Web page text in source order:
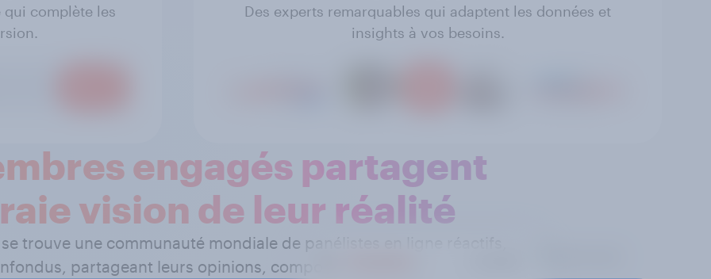
complète les
Des experts remarquables qui adaptent les données et
insights à vos besoins.
engagés partagent
vision de leur réalité
trouve une communauté mondiale de panélistes en ligne réactifs,
partageant leurs opinions, comportements et réalité.